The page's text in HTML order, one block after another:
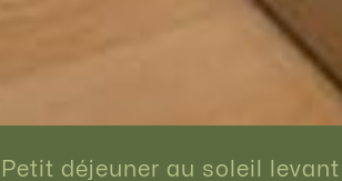
Petit déjeuner au soleil levant